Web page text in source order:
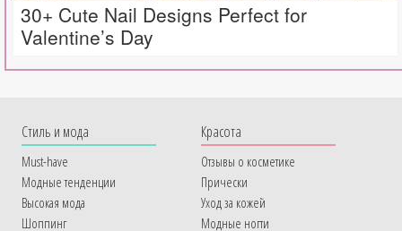
30+ Cute Nail Designs Perfect for
Valentine’s Day
Cтиль и мода
Must-have
Модные тенденции
Высокая мода
Шоппинг
Красота
Отзывы о косметике
Прически
Уход за кожей
Модные ногти